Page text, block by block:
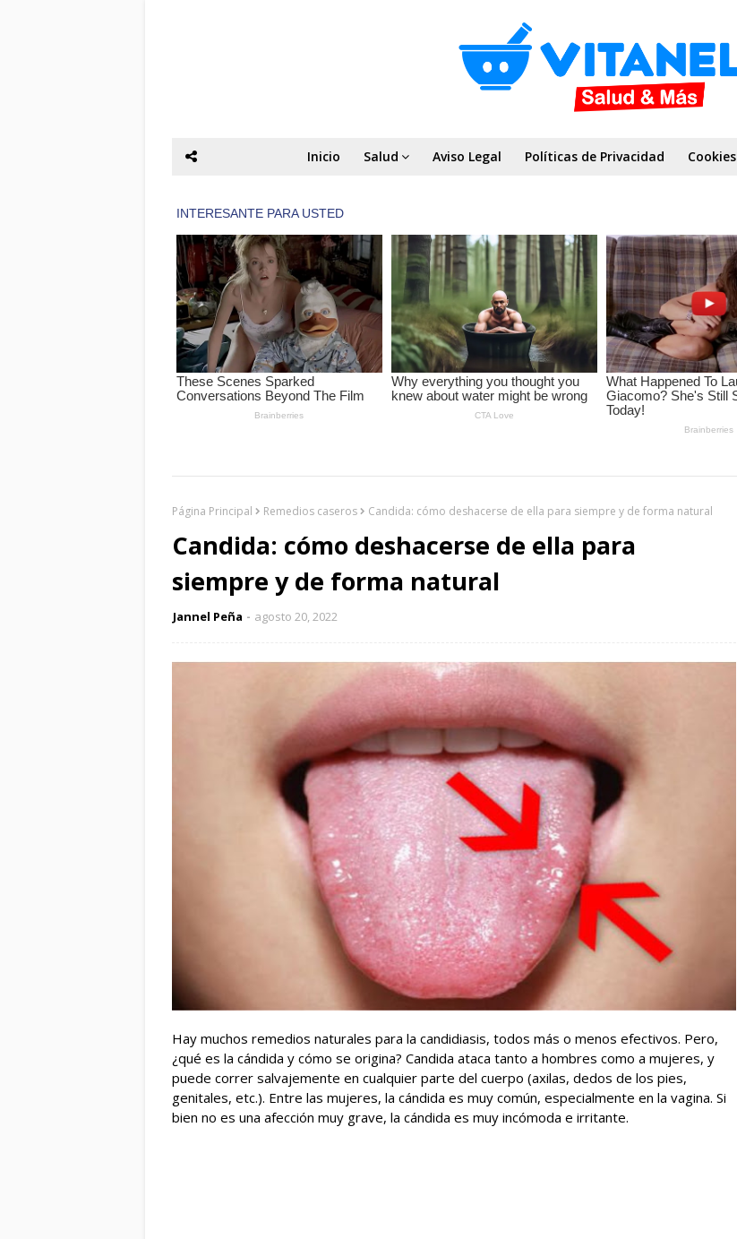
Inicio Salud Aviso Legal Políticas de Privacidad Cookies
Página Principal Remedios caseros Candida: cómo deshacerse de ella para siempre y de forma natural
Candida: cómo deshacerse de ella para
siempre y de forma natural
Jannel Peña agosto 20, 2022
Hay muchos remedios naturales para la candidiasis, todos más o menos efectivos. Pero,
¿qué es la cándida y cómo se origina? Candida ataca tanto a hombres como a mujeres, y
puede correr salvajemente en cualquier parte del cuerpo (axilas, dedos de los pies,
genitales, etc.). Entre las mujeres, la cándida es muy común, especialmente en la vagina. Si
bien no es una afección muy grave, la cándida es muy incómoda e irritante.